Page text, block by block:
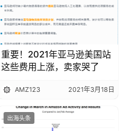
重要！2021年亚马逊美国站
这些费用上涨，卖家哭了
AMZ123 2021年3月18日
出海头条